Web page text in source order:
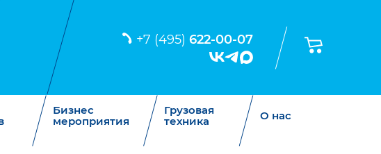
+7 (495) 622-00-07
Бизнес
мероприятия
Грузовая
техника
О нас